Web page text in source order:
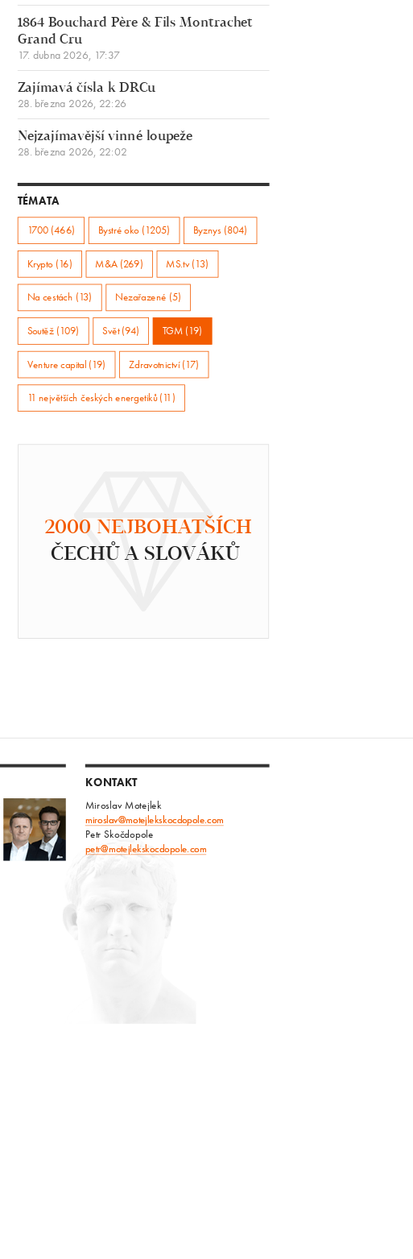
1864 Bouchard Père & Fils Montrachet
Grand Cru
17. dubna 2026, 17:37
Zajímavá čísla k DRCu
28. března 2026, 22:26
Nejzajímavější vinné loupeže
28. března 2026, 22:02
TÉMATA
1700 (466) Bystré oko (1205) Byznys (804)
Krypto (16) M&A (269) MS.tv (13)
Na cestách (13) Nezařazené (5)
Soutěž (109) Svět (94) TGM (19)
Venture capital (19) Zdravotnictví (17)
11 největších českých energetiků (11)
2000 NEJBOHATŠÍCH
ČECHŮ A SLOVÁKŮ
KONTAKT
Miroslav Motejlek
miroslav@motejlekskocdopole.com
Petr Skočdopole
petr@motejlekskocdopole.com